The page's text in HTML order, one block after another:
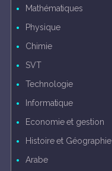
Mathématiques
Physique
Chimie
SVT
Technologie
Informatique
Economie et gestion
Histoire et Géographie
Arabe